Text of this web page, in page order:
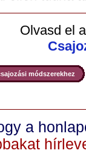
Olvasd el
módszerekhez
a